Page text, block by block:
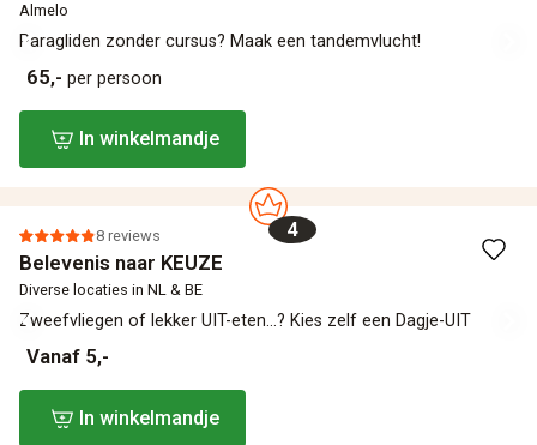
Almelo
Paragliden zonder cursus? Maak een tandemvlucht!
65,- per persoon
In winkelmandje
4
8 reviews
Belevenis naar KEUZE
Diverse locaties in NL & BE
Zweefvliegen of lekker UIT-eten...? Kies zelf een Dagje-UIT
Vanaf 5,-
In winkelmandje